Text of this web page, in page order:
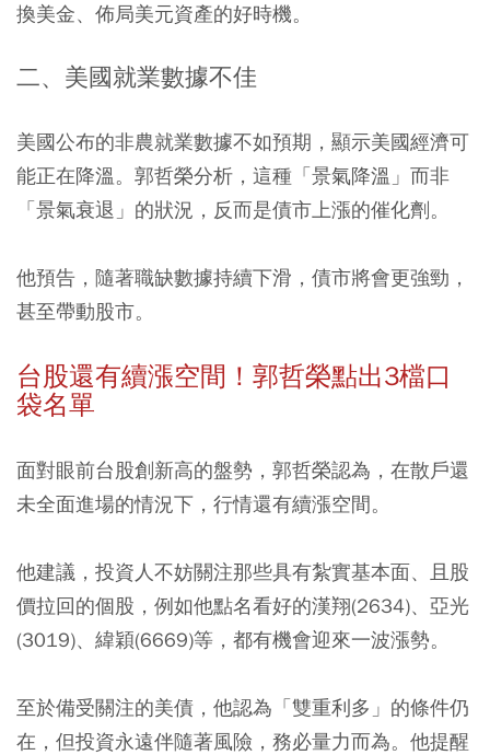
換美金、佈局美元資產的好時機。
二、美國就業數據不佳
美國公布的非農就業數據不如預期，顯示美國經濟可
能正在降溫。郭哲榮分析，這種「景氣降溫」而非
「景氣衰退」的狀況，反而是債市上漲的催化劑。
他預告，隨著職缺數據持續下滑，債市將會更強勁，
甚至帶動股市。
台股還有續漲空間！郭哲榮點出3檔口
袋名單
面對眼前台股創新高的盤勢，郭哲榮認為，在散戶還
未全面進場的情況下，行情還有續漲空間。
他建議，投資人不妨關注那些具有紮實基本面、且股
價拉回的個股，例如他點名看好的漢翔(2634)、亞光
(3019)、緯穎(6669)等，都有機會迎來一波漲勢。
至於備受關注的美債，他認為「雙重利多」的條件仍
在，但投資永遠伴隨著風險，務必量力而為。他提醒